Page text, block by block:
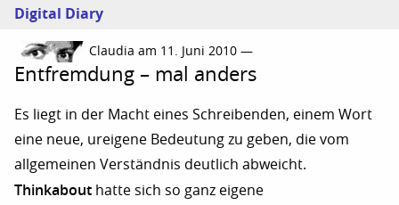
Digital Diary
Claudia am 11. Juni 2010 —
Entfremdung – mal anders
Es liegt in der Macht eines Schreibenden, einem Wort
eine neue, ureigene Bedeutung zu geben, die vom
allgemeinen Verständnis deutlich abweicht.
Thinkabout hatte sich so ganz eigene